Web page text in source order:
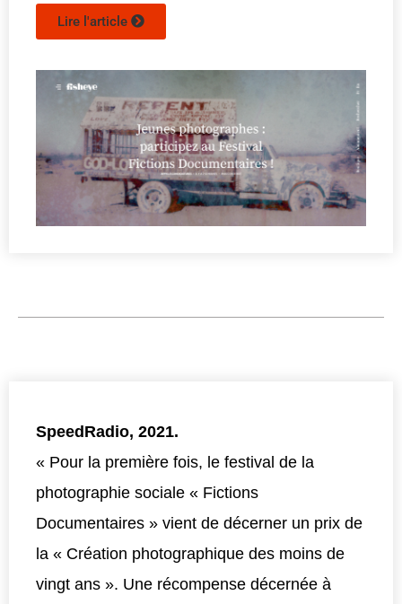
Lire l'article
SpeedRadio, 2021.
« Pour la première fois, le festival de la
photographie sociale « Fictions
Documentaires » vient de décerner un prix de
la « Création photographique des moins de
vingt ans ». Une récompense décernée à